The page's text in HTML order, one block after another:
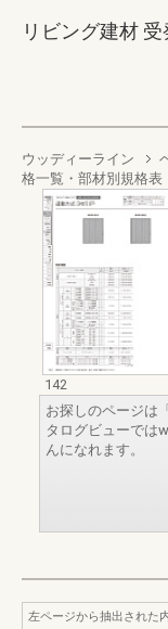
リビング建材
ウッディーライン
格一覧・部材別規格表
142
お探しのページは
タログビューでは
んになれます。
左ページから抽出された